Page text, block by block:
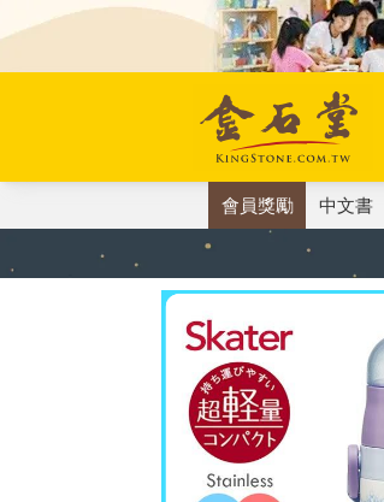
會員獎勵 中文書